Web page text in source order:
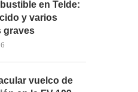
en Telde:
y varios
graves
vuelco de